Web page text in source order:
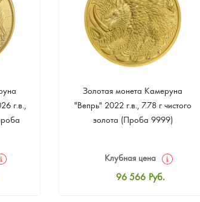
г.в.,
Золотая монета Камеруна
"Вепрь" 2022 г.в., 7.78 г чистого
золота (Проба 9999)
Клубная цена
96 566 Руб.